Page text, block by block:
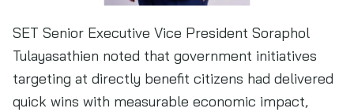
SET Senior Executive Vice President Soraphol
Tulayasathien noted that government initiatives
targeting at directly benefit citizens had delivered
quick wins with measurable economic impact,